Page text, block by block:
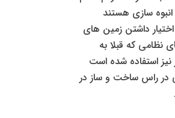
سازی هستند
داشتن زمین های
نظامی که قبلا به
نیز استفاده شده است
در راس ساخت و ساز در